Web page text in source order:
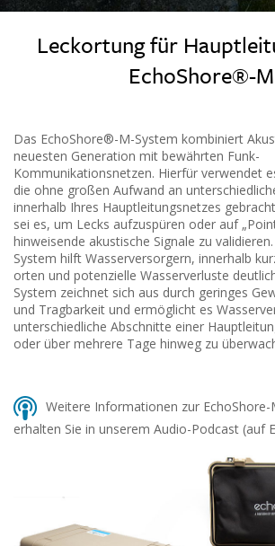
Leckortung für
EchoShore®-M
Das EchoShore®-M-System kombiniert
neuesten Generation mit bewährten Funk-
Kommunikationsnetzen. Hierfür verwendet
die ohne großen Aufwand an
innerhalb Ihres Hauptleitungsnetzes
sei es, um Lecks aufzuspüren oder auf
hinweisende akustische Signale zu
System hilft Wasserversorgern, innerhalb
orten und potenzielle Wasserverluste
System zeichnet sich aus durch geringes
und Tragbarkeit und ermöglicht es
unterschiedliche Abschnitte einer
oder über mehrere Tage hinweg zu
Weitere Informationen zur
erhalten Sie in unserem Audio-Podcast (auf